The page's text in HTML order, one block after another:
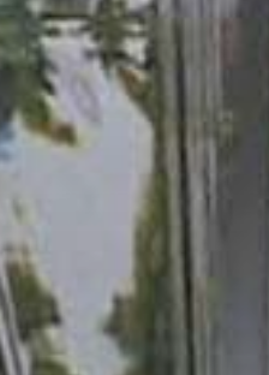
KVÍZ
A
VÁROS
PÉNZÜGYEI